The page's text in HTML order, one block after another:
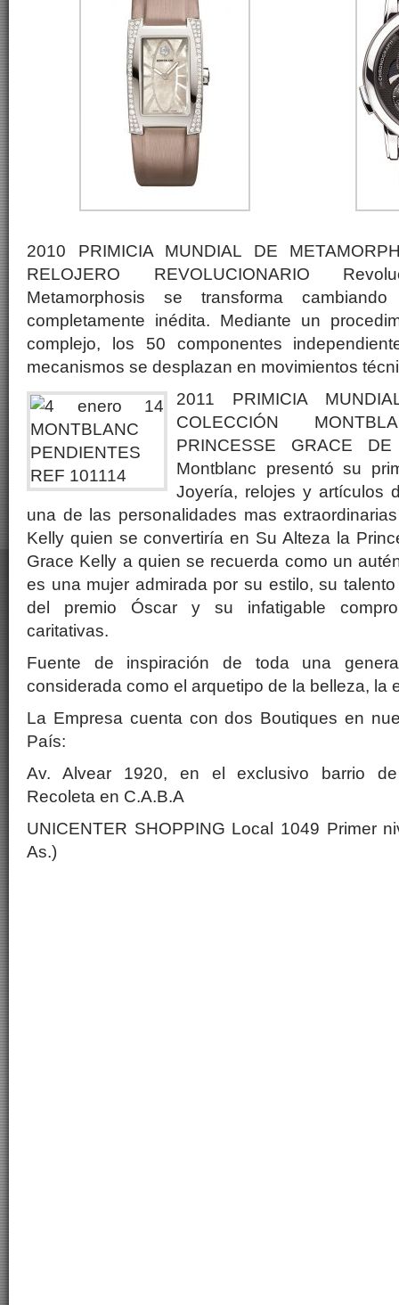
2010 PRIMICIA MUNDIAL DE
RELOJERO REVOLUCIONARIO
Metamorphosis se transforma
completamente inédita. Mediante un
complejo, los 50 componentes
mecanismos se desplazan en movimientos
2011 PRIMICIA
COLECCIÓN
PRINCESSE GRACE
Montblanc presentó su
Joyería, relojes y artículos
una de las personalidades mas
Kelly quien se convertiría en Su Alteza la
Grace Kelly a quien se recuerda como un
es una mujer admirada por su estilo, su
del premio Óscar y su infatigable
caritativas.
Fuente de inspiración de toda una
considerada como el arquetipo de la belleza, la
La Empresa cuenta con dos Boutiques en
País:
Av. Alvear 1920, en el exclusivo barrio
Recoleta en C.A.B.A
UNICENTER SHOPPING Local 1049 Primer
As.)